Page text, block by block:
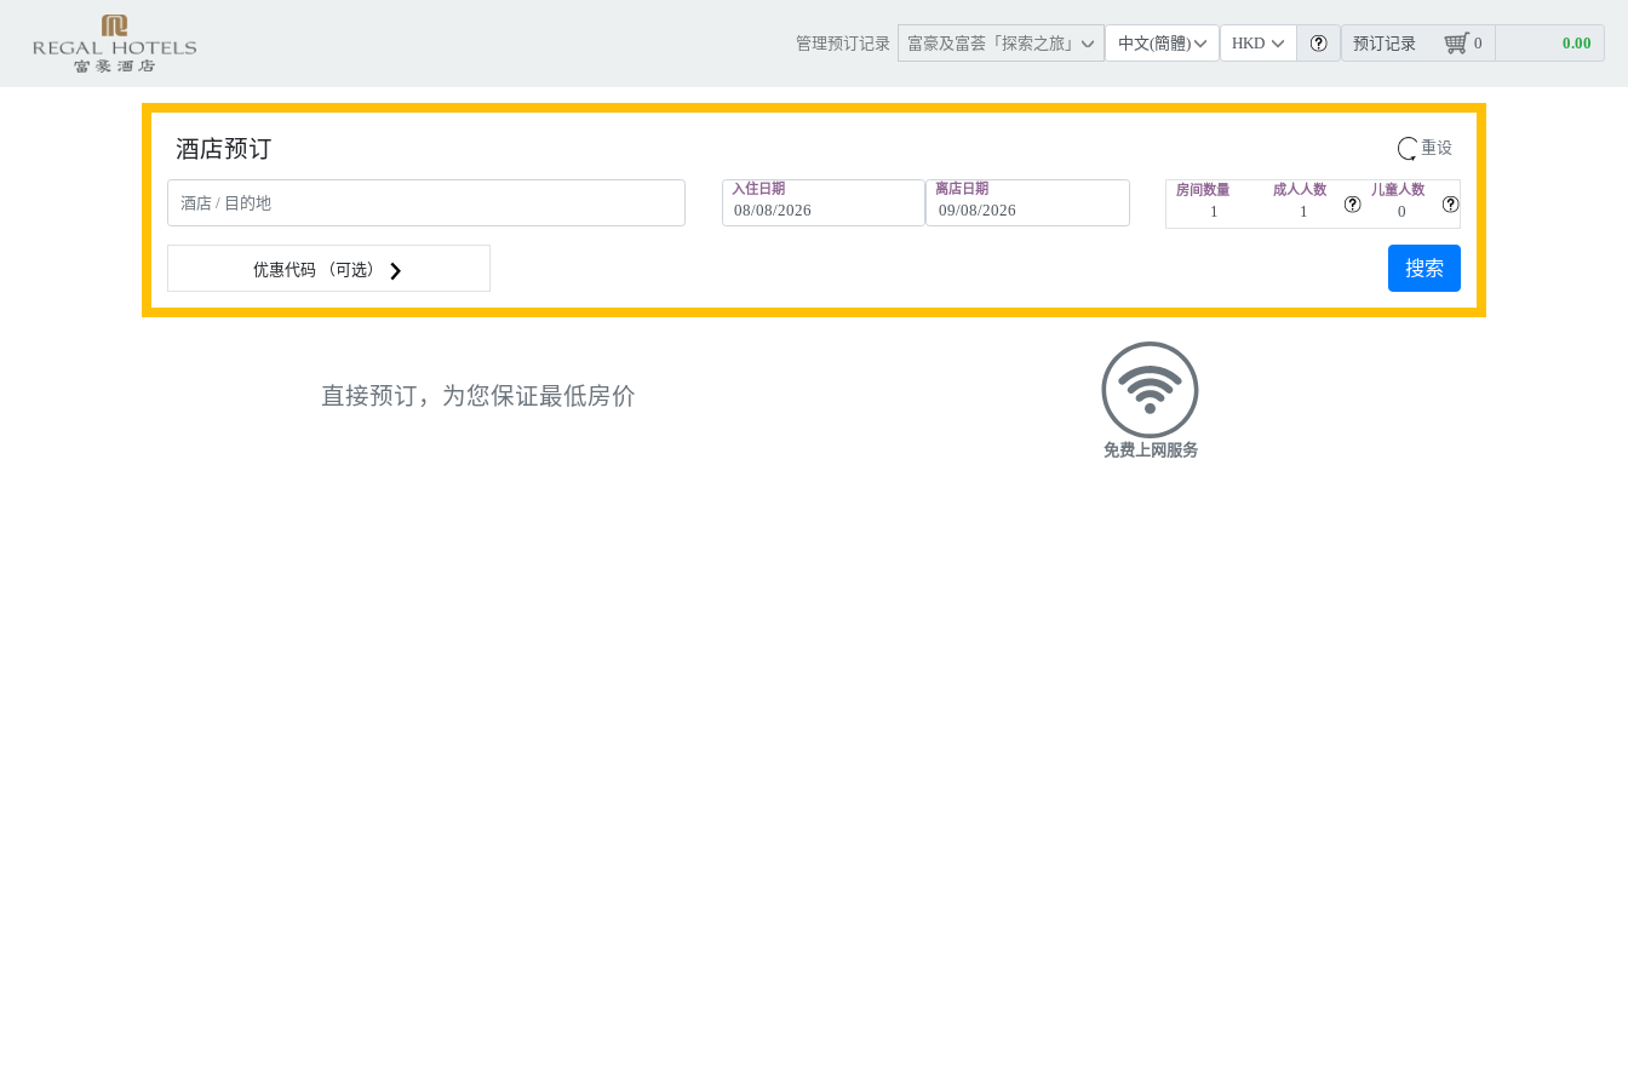
管理预订记录 富豪及富荟「探索之旅」 预订记录 0
酒店预订 重设
入住日期 离店日期 房间数量 成人人数 儿童人数
优惠代码 （可选）
直接预订，为您保证最低房价
免费上网服务